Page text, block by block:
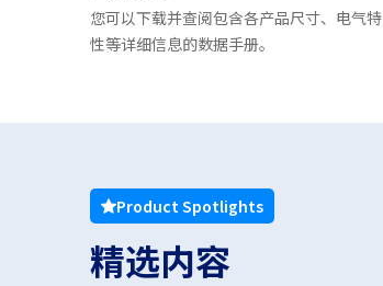
您可以下载并查阅包含各产品尺寸、电气特
性等详细信息的数据手册。
Product Spotlights
精选内容